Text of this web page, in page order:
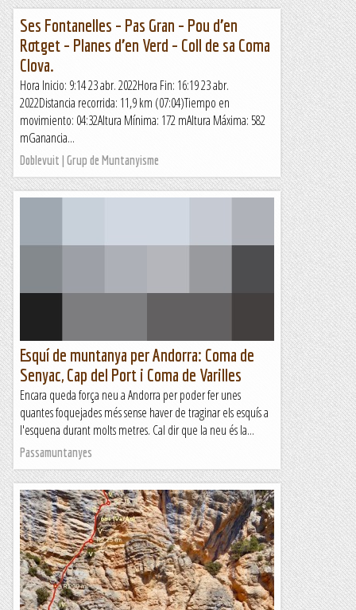
Ses Fontanelles – Pas Gran – Pou d’en
Rotget – Planes d’en Verd – Coll de sa Coma
Clova.
Hora Inicio: 9:14 23 abr. 2022Hora Fin: 16:19 23 abr.
2022Distancia recorrida: 11,9 km (07:04)Tiempo en
movimiento: 04:32Altura Mínima: 172 mAltura Máxima: 582
mGanancia...
Doblevuit | Grup de Muntanyisme
Esquí de muntanya per Andorra: Coma de
Senyac, Cap del Port i Coma de Varilles
Encara queda força neu a Andorra per poder fer unes
quantes foquejades més sense haver de traginar els esquís a
l'esquena durant molts metres. Cal dir que la neu és la...
Passamuntanyes